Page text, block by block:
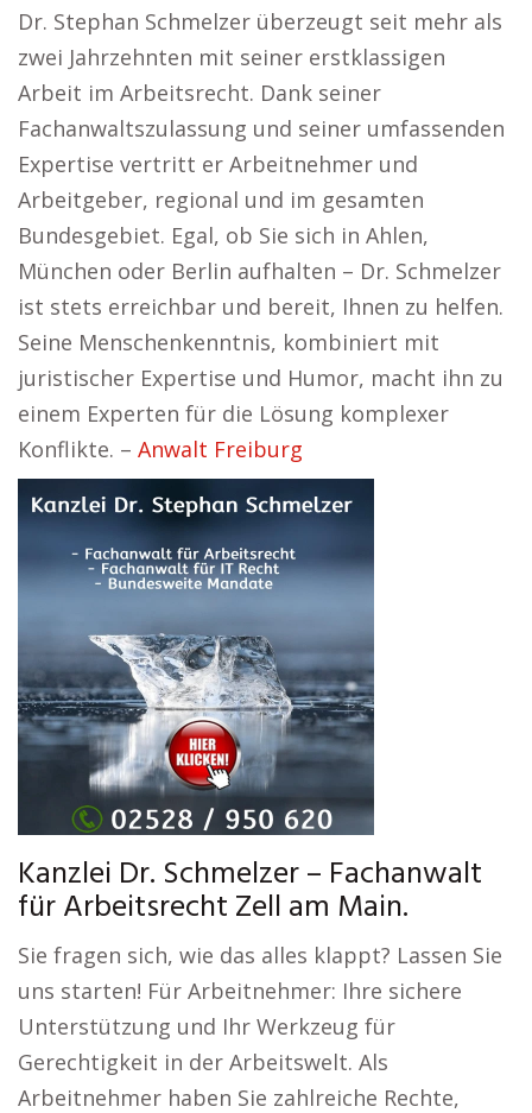
Dr. Stephan Schmelzer überzeugt seit mehr als
zwei Jahrzehnten mit seiner erstklassigen
Arbeit im Arbeitsrecht. Dank seiner
Fachanwaltszulassung und seiner umfassenden
Expertise vertritt er Arbeitnehmer und
Arbeitgeber, regional und im gesamten
Bundesgebiet. Egal, ob Sie sich in Ahlen,
München oder Berlin aufhalten – Dr. Schmelzer
ist stets erreichbar und bereit, Ihnen zu helfen.
Seine Menschenkenntnis, kombiniert mit
juristischer Expertise und Humor, macht ihn zu
einem Experten für die Lösung komplexer
Konflikte. – Anwalt Freiburg
Kanzlei Dr. Schmelzer – Fachanwalt
für Arbeitsrecht Zell am Main.
Sie fragen sich, wie das alles klappt? Lassen Sie
uns starten! Für Arbeitnehmer: Ihre sichere
Unterstützung und Ihr Werkzeug für
Gerechtigkeit in der Arbeitswelt. Als
Arbeitnehmer haben Sie zahlreiche Rechte,